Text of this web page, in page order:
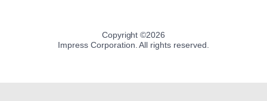
Copyright ©2026
Impress Corporation. All rights reserved.